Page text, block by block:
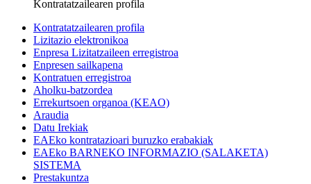
Kontratatzailearen profila
Kontratatzailearen profila
Lizitazio elektronikoa
Enpresa Lizitatzaileen erregistroa
Enpresen sailkapena
Kontratuen erregistroa
Aholku-batzordea
Errekurtsoen organoa (KEAO)
Araudia
Datu Irekiak
EAEko kontratazioari buruzko erabakiak
EAEko BARNEKO INFORMAZIO (SALAKETA)
SISTEMA
Prestakuntza